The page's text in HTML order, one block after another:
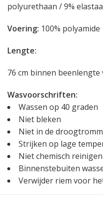
polyurethaan / 9%
Voering: 100% polyamide
Lengte:
76 cm binnen beenlengte
Wasvoorschriften:
Wassen op 40 graden
Niet bleken
Niet in de
Strijken op lage
Niet chemisch reinigen
Binnenstebuiten
Verwijder riem voor